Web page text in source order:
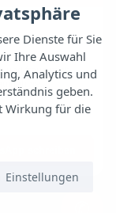
für das oben
und freue mich
und
PKW'
unter
Dienste für Sie
Ihre Auswahl
Analytics und
geben.
Wirkung für die
Einstellungen